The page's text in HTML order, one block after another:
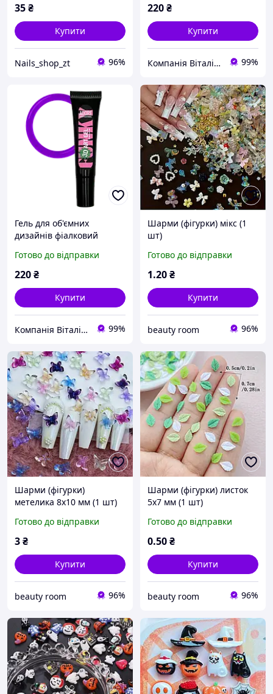
35₴
Купити
Nails_shop_zt 96%
220₴
Купити
Компанія Віталіна® 99%
Гель для об'ємних
дизайнів фіалковий
Gel №18, 15 мл
Готово до відправки
220₴
Купити
Компанія Віталіна® 99%
Шарми (фігурки) мікс (1
шт)
Готово до відправки
1.20₴
Купити
beauty room 96%
Шарми (фігурки)
метелика 8х10 мм (1 шт)
Готово до відправки
3₴
Купити
beauty room 96%
Шарми (фігурки) листок
5х7 мм (1 шт)
Готово до відправки
0.50₴
Купити
beauty room 96%